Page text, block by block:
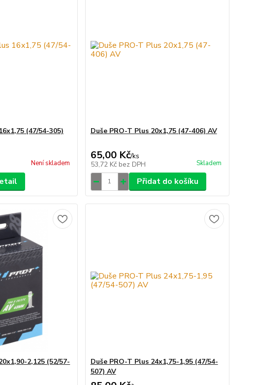
(47/54-305)
Není skladem
Duše PRO-T Plus 20x1,75 (47-406) AV
65,00 Kč/ks
53,72 Kč bez DPH Skladem
Přidat do košíku
2,125 (52/57-
Duše PRO-T Plus 24x1,75-1,95 (47/54-
507) AV